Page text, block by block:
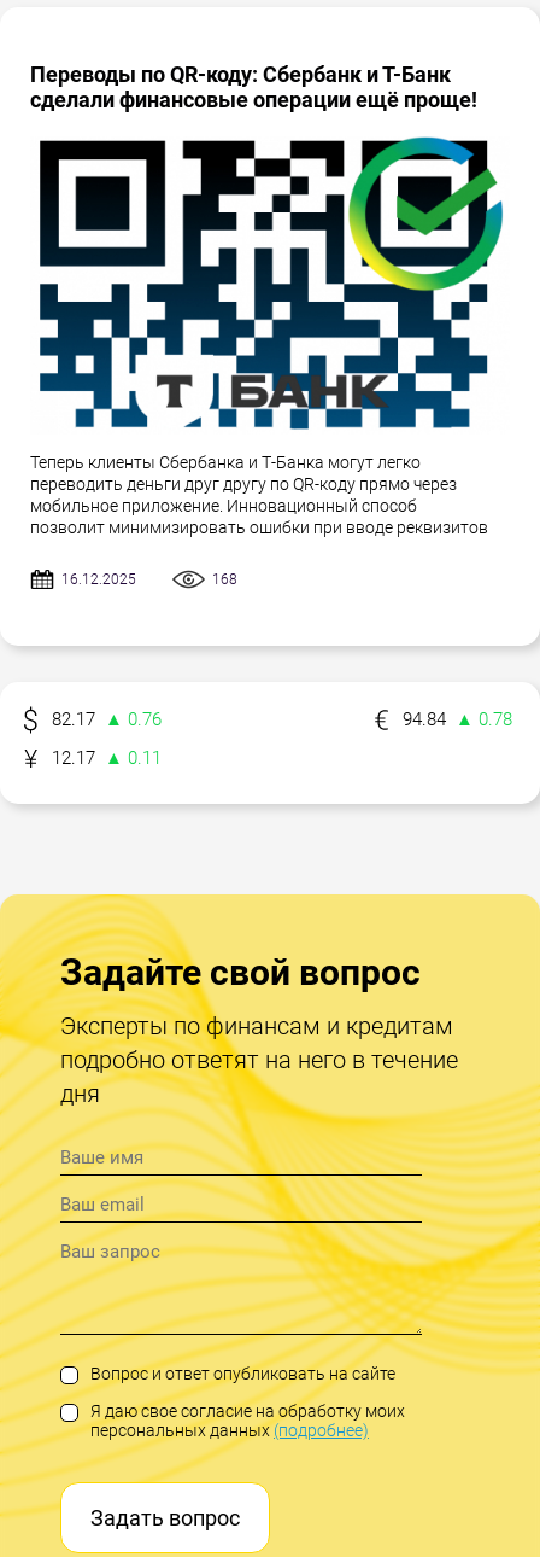
Переводы по QR-коду: Сбербанк и Т-Банк
сделали финансовые операции ещё проще!
Теперь клиенты Сбербанка и Т-Банка могут легко
переводить деньги друг другу по QR-коду прямо через
мобильное приложение. Инновационный способ
позволит минимизировать ошибки при вводе реквизитов
16.12.2025 168
82.17 ▲ 0.76 94.84
▲ 0.78
12.17
▲ 0.11
Задайте свой вопрос
Эксперты по финансам и кредитам
подробно ответят на него в течение
дня
Вопрос и ответ опубликовать на сайте
Я даю свое согласие на обработку моих
персональных данных(подробнее)
Задать вопрос